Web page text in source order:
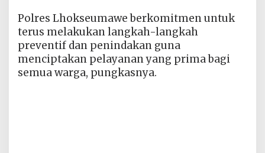
Polres Lhokseumawe berkomitmen untuk
terus melakukan langkah-langkah
preventif dan penindakan guna
menciptakan pelayanan yang prima bagi
semua warga, pungkasnya.